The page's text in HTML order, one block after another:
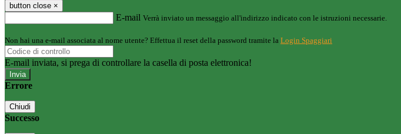
button close ×
E-mail Verrà inviato un messaggio all'indirizzo indicato con le istruzioni necessarie.
Non hai una e-mail associata al nome utente? Effettua il reset della password tramite la Login Spaggiari
E-mail inviata, si prega di controllare la casella di posta elettronica!
Errore
Chiudi
Successo